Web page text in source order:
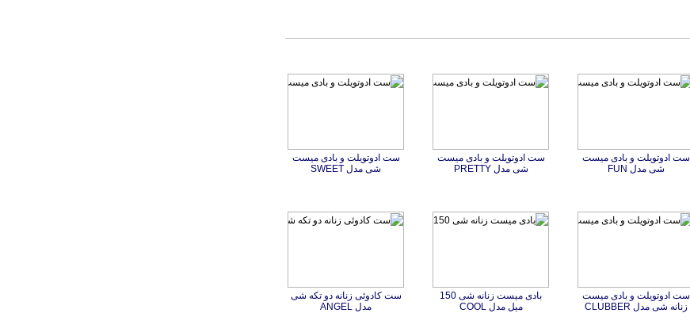
ست ادوتویلت و بادی میست
شی مدل FUN
ست ادوتویلت و بادی میست
شی مدل PRETTY
ست ادوتویلت و بادی میست
شی مدل SWEET
ست ادوتویلت و بادی میست
زنانه شی مدل CLUBBER
بادی میست زنانه شی 150
میل مدل COOL
ست کادوئی زنانه دو تکه شی
مدل ANGEL